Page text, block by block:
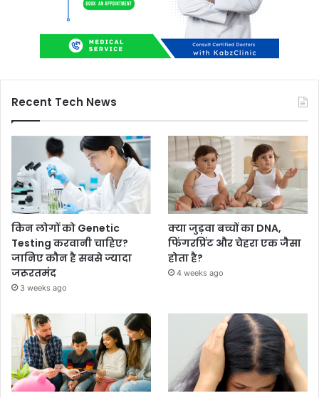
Recent Tech News
किन लोगों को Genetic
Testing करवानी चाहिए?
जानिए कौन है सबसे ज्यादा
जरूरतमंद
3 weeks ago
क्या जुड़वा बच्चों का DNA,
फिंगरप्रिंट और चेहरा एक जैसा
होता है?
4 weeks ago